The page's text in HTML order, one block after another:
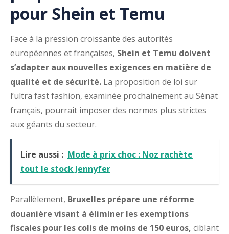
pour Shein et Temu
Face à la pression croissante des autorités
européennes et françaises, Shein et Temu doivent
s’adapter aux nouvelles exigences en matière de
qualité et de sécurité. La proposition de loi sur
l’ultra fast fashion, examinée prochainement au Sénat
français, pourrait imposer des normes plus strictes
aux géants du secteur.
Lire aussi : Mode à prix choc : Noz rachète
tout le stock Jennyfer
Parallèlement, Bruxelles prépare une réforme
douanière visant à éliminer les exemptions
fiscales pour les colis de moins de 150 euros, ciblant